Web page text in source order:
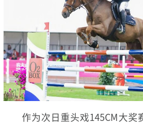
作为次日重头戏145CM大奖